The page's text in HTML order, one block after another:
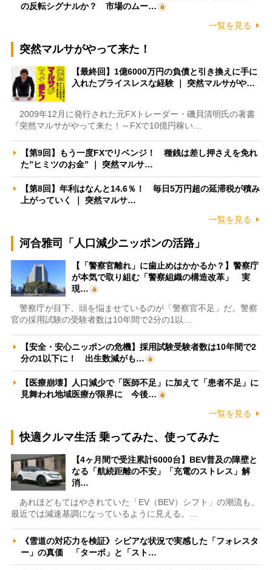
の反転シグナルか？ 市場のムー…
一覧を見る
突然マルサがやって来た！
【最終回】1億6000万円の負債と引き換えに手に
入れたプライスレスな経験 ｜ 突然マルサがや…
2009年12月に発行された元FXトレーダー・磯貝清明氏の著書
『突然マルサがやって来た！～FXで10億円稼い…
【第9回】もう一度FXでリベンジ！ 種銭は差し押さえを免れ
た”ヒミツのお金” ｜ 突然マルサ…
【第8回】年利はなんと14.6％！ 毎日5万円超の延滞税が積み
上がっていく ｜ 突然マルサ…
一覧を見る
河合雅司「人口減少ニッポンの活路」
【「警察官離れ」に歯止めはかかるか？】警察庁
が本気で取り組む「警察組織の構造改革」 実
現…
警察庁が目下、頭を悩ませているのが「警察官不足」だ。警察
官の採用試験の受験者数は10年間で2分の1以…
【安全・安心ニッポンの危機】採用試験受験者数は10年間で2
分の1以下に！ 出生数減がも…
【医療崩壊】人口減少で「医師不足」に加えて「患者不足」に
見舞われ地域医療が限界に 今後…
一覧を見る
快適クルマ生活 乗ってみた、使ってみた
【4ヶ月間で受注累計6000台】BEV普及の障壁と
なる「航続距離の不安」「充電のストレス」解
消…
あれほどもてはやされていた「EV（BEV）シフト」の潮流も、
最近では減速基調になっているように見える。…
《雪道の対応力を検証》シビアな状況で実感した「フォレスタ
ー」の真価 「ターボ」と「スト…